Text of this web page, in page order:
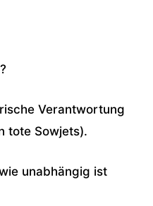
Verantwortung
tote Sowjets).
unabhängig ist